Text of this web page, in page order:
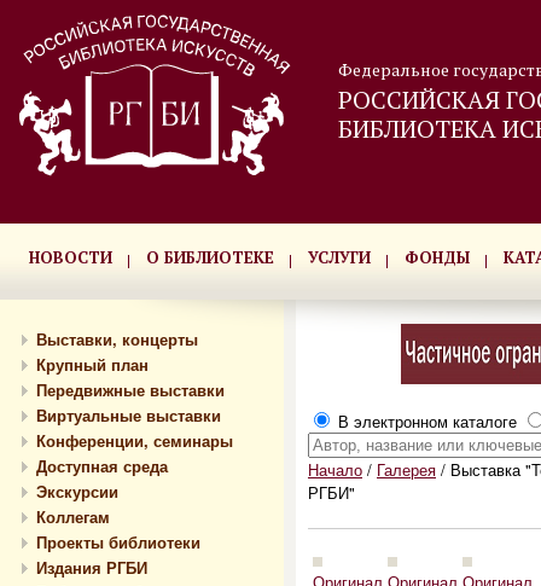
Федеральное
РОССИЙСКАЯ
БИБЛИОТЕКА
НОВОСТИ О БИБЛИОТЕКЕ УСЛУГИ ФОНДЫ
Выставки, концерты
Крупный план
Передвижные выставки
Виртуальные выставки
Конференции, семинары
Доступная среда
Экскурсии
Коллегам
Проекты библиотеки
Издания РГБИ
В электронном каталоге
Начало / Галерея / Выставка
РГБИ"